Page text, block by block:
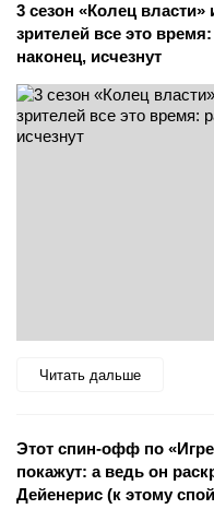
3 сезон «Колец власти»
зрителей все это
наконец, исчезнут
Читать дальше
Этот спин-офф по
покажут: а ведь он
Дейенерис (к этому